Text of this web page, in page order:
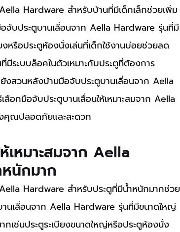
บประตูบานเลื่อนจาก Aella Hardware รุ่นที่มี
งหรือประตูห้องนั่งเล่นที่เด็กใช้งานบ่อยช่วยลด
มีระบบล็อคในตัวเหมาะกับประตูที่ต้องการ
ยังสวนหลังบ้านมือจับประตูบานเลื่อนจาก Aella
อกมือจับประตูบานเลื่อนให้เหมาะสมจาก Aella
คุณปลอดภัยและสะดวก
เหมาะสมจาก Aella
นักมาก
นเลื่อนจาก Aella Hardware รุ่นที่มีขนาดใหญ่
กเช่นประตูระเบียงขนาดใหญ่หรือประตูห้องนั่ง